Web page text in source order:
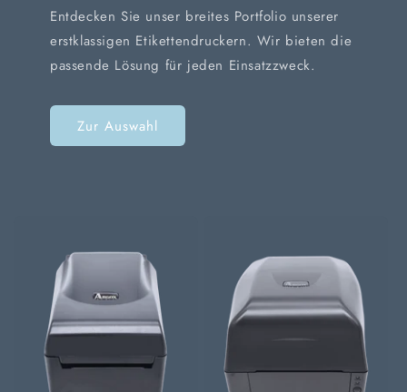
Entdecken Sie unser breites Portfolio unserer
erstklassigen Etikettendruckern. Wir bieten die
passende Lösung für jeden Einsatzzweck.
Zur Auswahl